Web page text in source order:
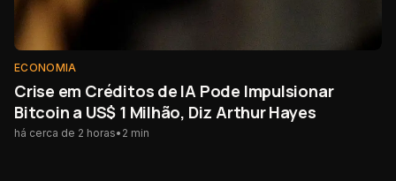
ECONOMIA
Crise em Créditos de IA Pode Impulsionar
Bitcoin a US$ 1 Milhão, Diz Arthur Hayes
há cerca de 2 horas• 2 min